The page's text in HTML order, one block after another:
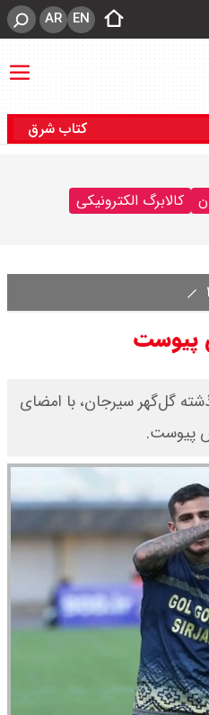
EN
AR
کتاب شرق
کالابرگ الکترونیکی
پیوست
فصل گذشته گل‌گهر سیرجان، با امضای
پیوست.